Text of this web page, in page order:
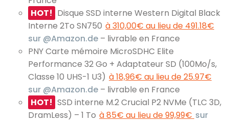
HOT! Disque SSD interne Western Digital Black
Interne 2To SN750 à 310,00€ au lieu de 491.18€
sur @Amazon.de – livrable en France
PNY Carte mémoire MicroSDHC Elite
Performance 32 Go + Adaptateur SD (100Mo/s,
Classe 10 UHS-1 U3) à 18,96€ au lieu de 25.97€
sur @Amazon.de – livrable en France
HOT! SSD interne M.2 Crucial P2 NVMe (TLC 3D,
DramLess) – 1 To à 85€ au lieu de 99,99€ sur